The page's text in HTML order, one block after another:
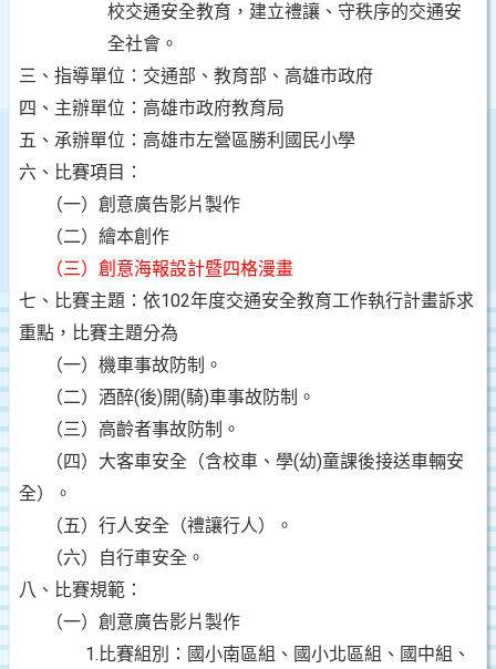
校交通安全教育，建立禮讓、守秩序的交通安
全社會。
三、指導單位：交通部、教育部、高雄市政府
四、主辦單位：高雄市政府教育局
五、承辦單位：高雄市左營區勝利國民小學
六、比賽項目：
（一）創意廣告影片製作
（二）繪本創作
（三）創意海報設計暨四格漫畫
七、比賽主題：依102年度交通安全教育工作執行計畫訴求
重點，比賽主題分為
（一）機車事故防制。
（二）酒醉(後)開(騎)車事故防制。
（三）高齡者事故防制。
（四）大客車安全（含校車、學(幼)童課後接送車輛安
全）。
（五）行人安全（禮讓行人）。
（六）自行車安全。
八、比賽規範：
（一）創意廣告影片製作
1.比賽組別：國小南區組、國小北區組、國中組、